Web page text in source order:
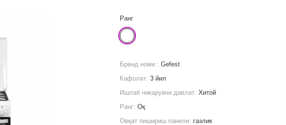
Ранг
Бренд номи :Gefest
Кафолат:3 йил
Ишлаб чикарувчи давлат:Хитой
Ранг:Оқ
Овқат пишириш панели: газлик